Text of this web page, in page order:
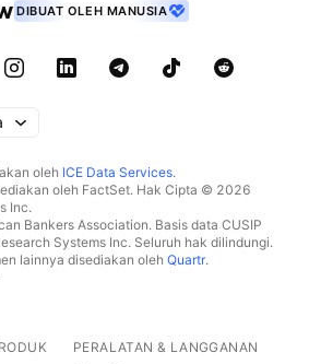
DIBUAT OLEH MANUSIA
oleh ICE Data Services.
oleh FactSet. Hak Cipta © 2026
Inc.
Bankers Association. Basis data CUSIP
Systems Inc. Seluruh hak dilindungi.
lainnya disediakan oleh Quartr.
PERALATAN & LANGGANAN